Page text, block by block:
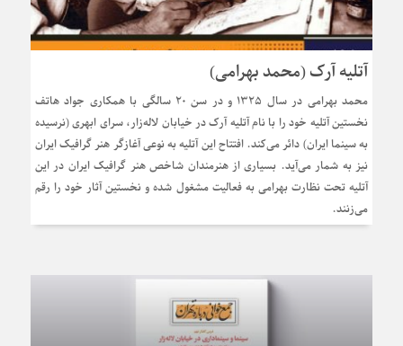
آتلیه آرک (محمد بهرامی)
محمد بهرامی در سال ۱۳۲۵ و در سن ۲۰ سالگی با همکاری جواد هاتف
نخستین آتلیه خود را با نام آتلیه آرک در خیابان لاله‌زار، سرای ابهری (نرسیده
به سینما ایران) دائر می‌کند. افتتاح این آتلیه به نوعی آغازگر هنر گرافیک ایران
نیز به شمار می‌آید. بسیاری از هنرمندان شاخص هنر گرافیک ایران در این
آتلیه تحت نظارت بهرامی به فعالیت مشغول شده و نخستین آثار خود را رقم
می‌زنند.